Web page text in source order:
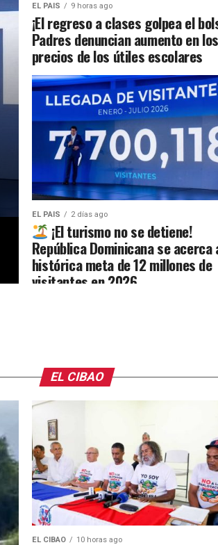
EL PAIS 9 horas ago
¡El regreso a clases golpea el
Padres denuncian aumento en los
precios de los útiles escolares
EL PAIS 2 días ago
¡El turismo no se detiene!
República Dominicana se acerca
histórica meta de 12 millones de
visitantes en 2026
EL CIBAO
EL CIBAO 10 horas ago